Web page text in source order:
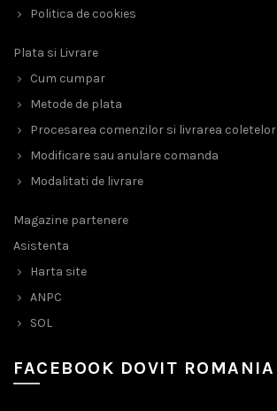
Politica de cookies
Plata si Livrare
Cum cumpar
Metode de plata
Procesarea comenzilor si livrarea coletelor
Modificare sau anulare comanda
Modalitati de livrare
Magazine partenere
Asistenta
Harta site
ANPC
SOL
FACEBOOK DOVIT ROMANIA